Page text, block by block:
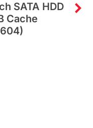
SATA HDD
Cache